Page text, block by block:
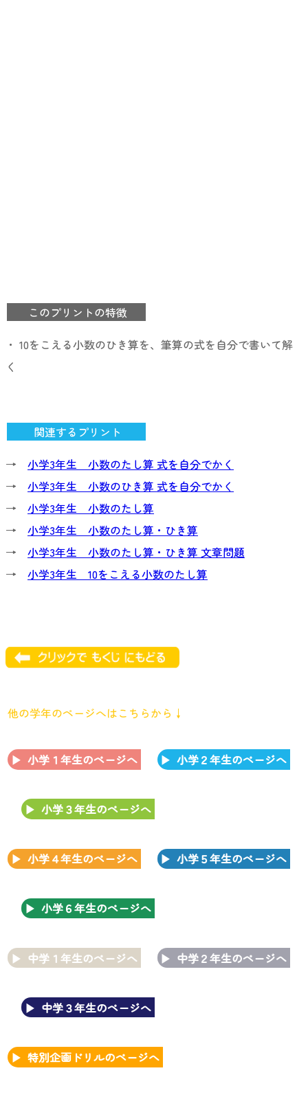
このプリントの特徴
・ 10をこえる小数のひき算を、筆算の式を自分で書いて解
く
関連するプリント
→ 小学3年生 小数のたし算 式を自分でかく
→ 小学3年生 小数のひき算 式を自分でかく
→ 小学3年生 小数のたし算
→ 小学3年生 小数のたし算・ひき算
→ 小学3年生 小数のたし算・ひき算 文章問題
→ 小学3年生 10をこえる小数のたし算
他の学年のページへはこちらから↓
小学１年生のページへ 小学２年生のページへ
小学３年生のページへ
小学４年生のページへ 小学５年生のページへ
小学６年生のページへ
中学１年生のページへ 中学２年生のページへ
中学３年生のページへ
特別企画ドリルのページへ